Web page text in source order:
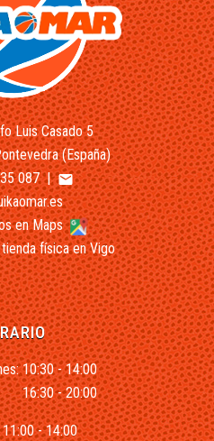
Luis Casado 5
(España)
087|email
en Maps
física en Vigo
10:30 - 14:00
16:30 - 20:00
- 14:00